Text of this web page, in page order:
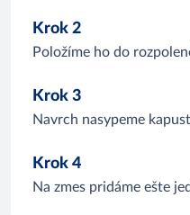
Krok 2
Položíme ho do
Krok 3
Navrch nasypeme
Krok 4
Na zmes pridáme ešte